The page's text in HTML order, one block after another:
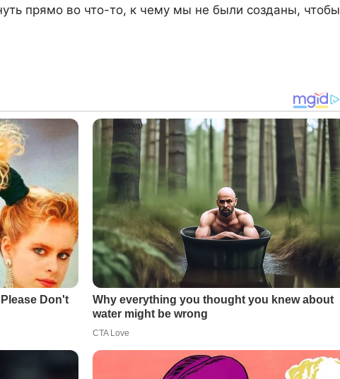
прямо во что-то, к чему мы не были созданы, чтобы